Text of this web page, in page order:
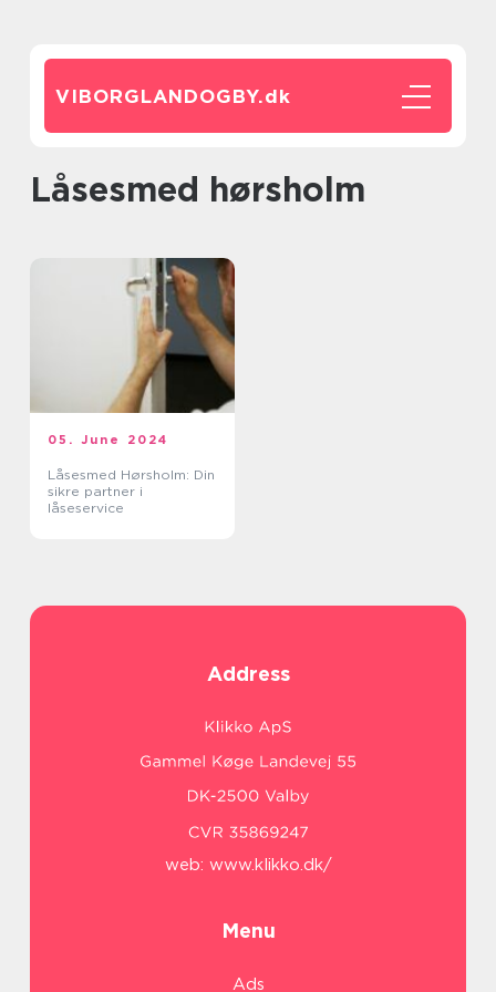
VIBORGLANDOGBY.dk
låsesmed hørsholm
05. June 2024
Låsesmed Hørsholm: Din
sikre partner i
låseservice
Address
web: www.klikko.dk/
Menu
Ads